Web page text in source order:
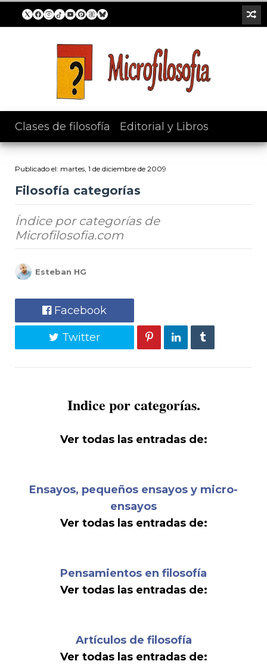
Clases de filosofía Editorial y Libros
Publicado el: martes, 1 de diciembre de 2009
Filosofía categorías
Índice por categorías de
Microfilosofia.com
Esteban HG
Facebook
Twitter
Indice por categorías.
Ver todas las entradas de:
Ensayos, pequeños ensayos y micro-
ensayos
Ver todas las entradas de:
Pensamientos en filosofía
Ver todas las entradas de:
Artículos de filosofía
Ver todas las entradas de: